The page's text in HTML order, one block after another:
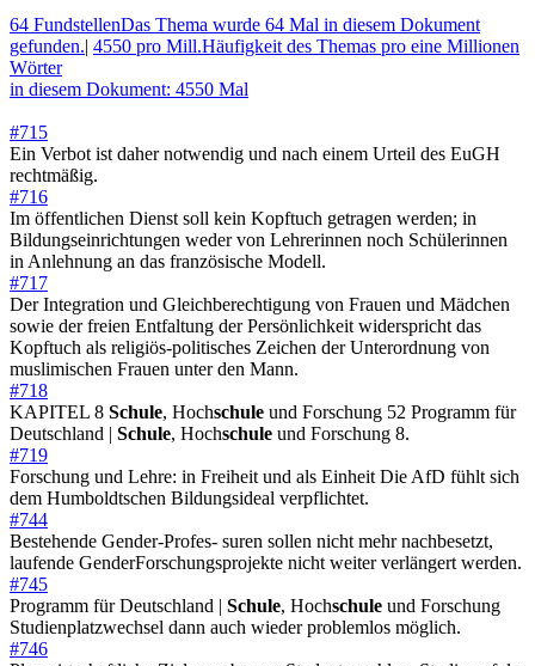
64 FundstellenDas Thema wurde 64 Mal in diesem Dokument
gefunden.| 4550 pro Mill.Häufigkeit des Themas pro eine Millionen
Wörter
in diesem Dokument: 4550 Mal
#715
Ein Verbot ist daher notwendig und nach einem Urteil des EuGH
rechtmäßig.
#716
Im öffentlichen Dienst soll kein Kopftuch getragen werden; in
Bildungseinrichtungen weder von Lehrerinnen noch Schülerinnen
in Anlehnung an das französische Modell.
#717
Der Integration und Gleichberechtigung von Frauen und Mädchen
sowie der freien Entfaltung der Persönlichkeit widerspricht das
Kopftuch als religiös-politisches Zeichen der Unterordnung von
muslimischen Frauen unter den Mann.
#718
KAPITEL 8 Schule, Hochschule und Forschung 52 Programm für
Deutschland | Schule, Hochschule und Forschung 8.
#719
Forschung und Lehre: in Freiheit und als Einheit Die AfD fühlt sich
dem Humboldtschen Bildungsideal verpflichtet.
#744
Bestehende Gender-Profes- suren sollen nicht mehr nachbesetzt,
laufende GenderForschungsprojekte nicht weiter verlängert werden.
#745
Programm für Deutschland | Schule, Hochschule und Forschung
Studienplatzwechsel dann auch wieder problemlos möglich.
#746